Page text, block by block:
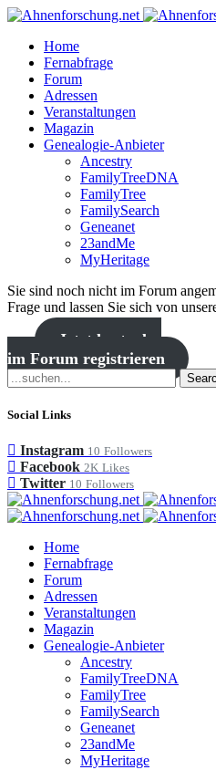
Home
Fernabfrage
Forum
Adressen
Veranstaltungen
Magazin
Genealogie-Anbieter
Ancestry
FamilyTreeDNA
FamilyTree
FamilySearch
Geneanet
23andMe
MyHeritage
Sie sind noch nicht im Forum
Frage und lassen Sie sich von
Jetzt kostenlos
im Forum registrieren
Social Links
Instagram 10 Followers
Facebook 2K Likes
Twitter 10 Followers
Home
Fernabfrage
Forum
Adressen
Veranstaltungen
Magazin
Genealogie-Anbieter
Ancestry
FamilyTreeDNA
FamilyTree
FamilySearch
Geneanet
23andMe
MyHeritage